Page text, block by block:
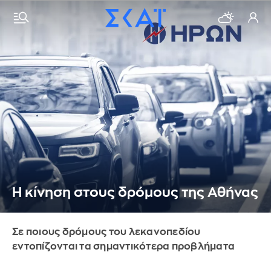
Η κίνηση στους δρόμους της Αθήνας
Σε ποιους δρόμους του λεκανοπεδίου
εντοπίζονται τα σημαντικότερα προβλήματα